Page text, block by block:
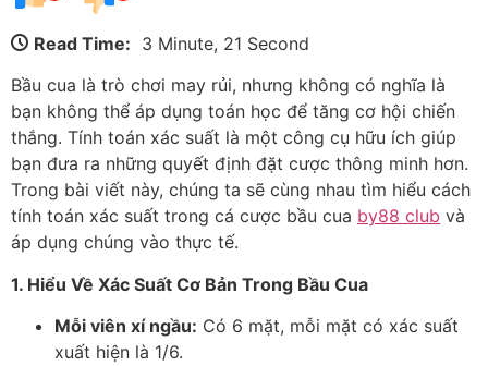
Read Time: 3 Minute, 21 Second
Bầu cua là trò chơi may rủi, nhưng không có nghĩa là
bạn không thể áp dụng toán học để tăng cơ hội chiến
thắng. Tính toán xác suất là một công cụ hữu ích giúp
bạn đưa ra những quyết định đặt cược thông minh hơn.
Trong bài viết này, chúng ta sẽ cùng nhau tìm hiểu cách
tính toán xác suất trong cá cược bầu cua by88 club và
áp dụng chúng vào thực tế.
1. Hiểu Về Xác Suất Cơ Bản Trong Bầu Cua
Mỗi viên xí ngầu: Có 6 mặt, mỗi mặt có xác suất
xuất hiện là 1/6.